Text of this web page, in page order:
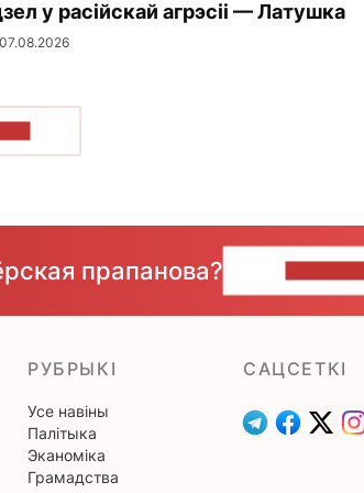
у расійскай агрэсіі — Латушка
07.08.2026
прапанова?
РУБРЫКІ
Усе навіны
Палітыка
Эканоміка
Грамадства
САЦСЕТКІ